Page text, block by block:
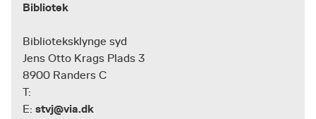
Bibliotek
Biblioteksklynge syd
Jens Otto Krags Plads 3
8900 Randers C
T:
E: stvj@via.dk